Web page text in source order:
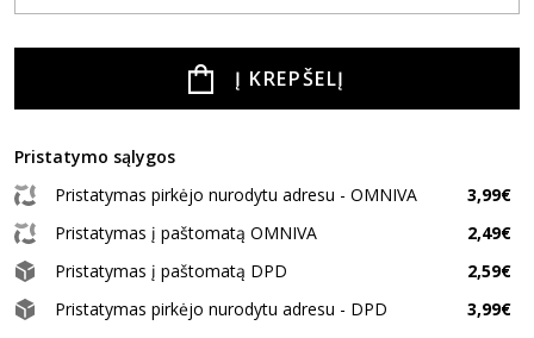
Į KREPŠELĮ
Pristatymo sąlygos
Pristatymas pirkėjo nurodytu adresu - OMNIVA
3,99€
Pristatymas į paštomatą OMNIVA
2,49€
Pristatymas į paštomatą DPD
2,59€
Pristatymas pirkėjo nurodytu adresu - DPD
3,99€